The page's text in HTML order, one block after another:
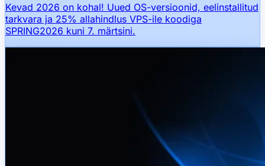
Kevad 2026 on kohal! Uued OS-versioonid, eelinstallitud
tarkvara ja 25% allahindlus VPS-ile koodiga
SPRING2026 kuni 7. märtsini.